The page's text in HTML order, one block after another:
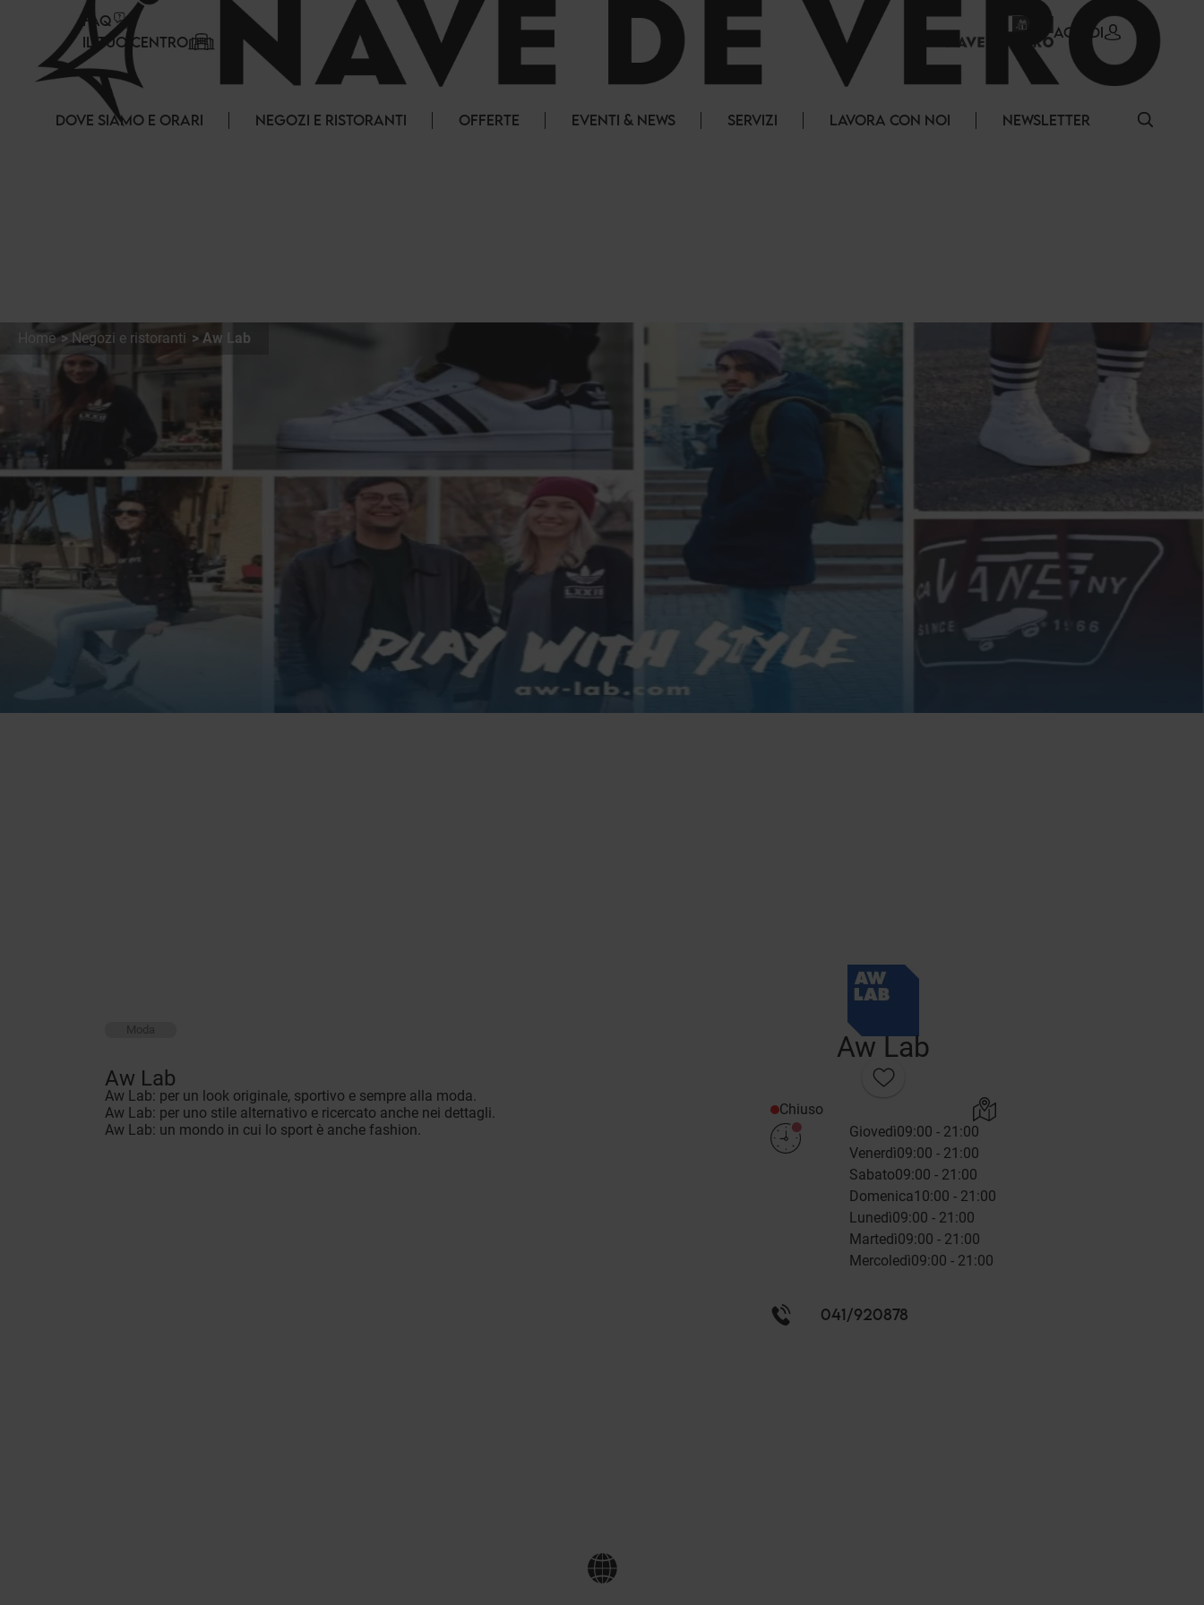
FAQ
IL TUO CENTRO
ACCEDI
DOVE SIAMO E ORARI NEGOZI E RISTORANTI OFFERTE EVENTI & NEWS SERVIZI LAVORA CON NOI NEWSLETTER
Home Negozi e ristoranti Aw Lab
Aw Lab
Chiuso
Giovedì09:00 - 21:00
Venerdì09:00 - 21:00
Sabato09:00 - 21:00
Domenica10:00 - 21:00
Lunedì09:00 - 21:00
Martedì09:00 - 21:00
Mercoledì09:00 - 21:00
041/920878
Moda
Aw Lab
Aw Lab: per un look originale, sportivo e sempre alla moda.
Aw Lab: per uno stile alternativo e ricercato anche nei dettagli.
Aw Lab: un mondo in cui lo sport è anche fashion.
Pannello di gestione dei cookies